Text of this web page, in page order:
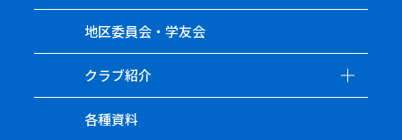
地区委員会・学友会
クラブ紹介
各種資料